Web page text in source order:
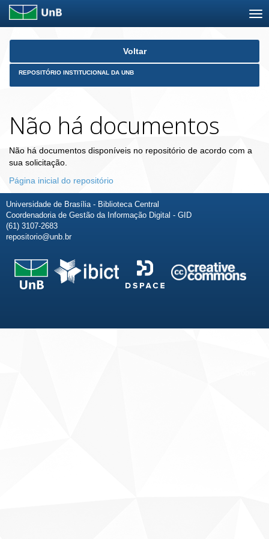
Skip
Voltar
REPOSITÓRIO INSTITUCIONAL DA UNB
Não há documentos
Não há documentos disponíveis no repositório de acordo com a
sua solicitação.
Página inicial do repositório
Universidade de Brasília - Biblioteca Central
Coordenadoria de Gestão da Informação Digital - GID
(61) 3107-2683
repositorio@unb.br